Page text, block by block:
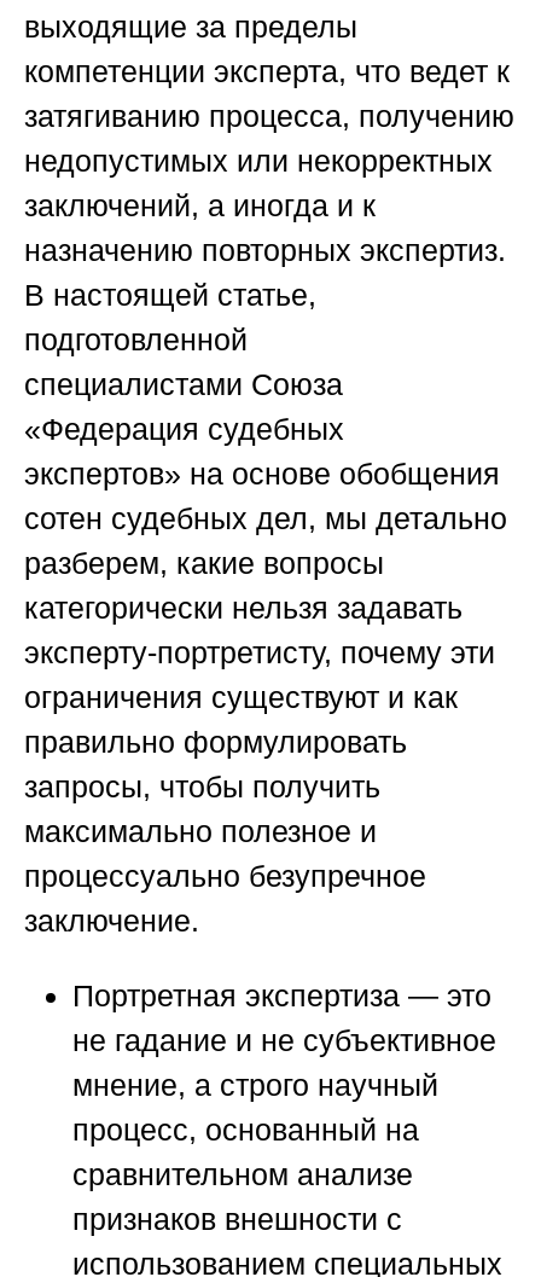
выходящие за пределы
компетенции эксперта, что ведет к
затягиванию процесса, получению
недопустимых или некорректных
заключений, а иногда и к
назначению повторных экспертиз.
В настоящей статье,
подготовленной
специалистами Союза
«Федерация судебных
экспертов» на основе обобщения
сотен судебных дел, мы детально
разберем, какие вопросы
категорически нельзя задавать
эксперту-портретисту, почему эти
ограничения существуют и как
правильно формулировать
запросы, чтобы получить
максимально полезное и
процессуально безупречное
заключение.
Портретная экспертиза — это
не гадание и не субъективное
мнение, а строго научный
процесс, основанный на
сравнительном анализе
признаков внешности с
использованием специальных